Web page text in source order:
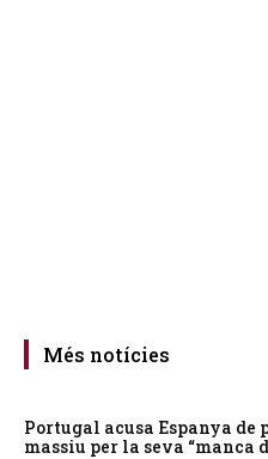
Més notícies
Portugal acusa Espanya de
massiu per la seva